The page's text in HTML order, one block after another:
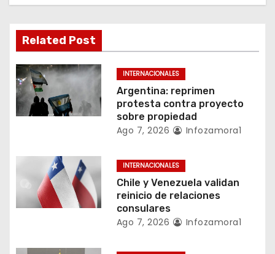
i
ó
n
d
e
n
t
r
Related Post
INTERNACIONALES
Argentina: reprimen
protesta contra proyecto
sobre propiedad
Ago 7, 2026 Infozamora1
INTERNACIONALES
Chile y Venezuela validan
reinicio de relaciones
consulares
Ago 7, 2026 Infozamora1